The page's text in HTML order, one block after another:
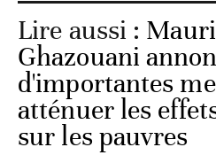
Lire aussi :
Ghazouani
d'importantes
atténuer les
sur les pauvres